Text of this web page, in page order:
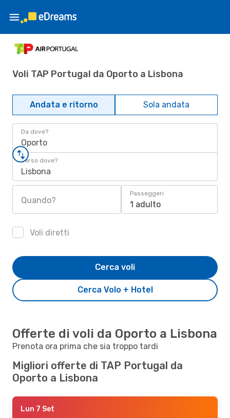
Voli TAP Portugal da Oporto a Lisbona
Andata e ritorno Sola andata
Da dove?
Oporto
Verso dove?
Lisbona
Quando?
Passeggeri
1 adulto
Voli diretti
Cerca Volo + Hotel
Cerca voli
Offerte di voli da Oporto a Lisbona
Prenota ora prima che sia troppo tardi
Migliori offerte di TAP Portugal da
Oporto a Lisbona
Lun 7 Set